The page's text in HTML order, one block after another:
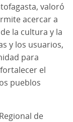
valoró
acercar a
la cultura y la
y los usuarios,
para
el
pueblos
de